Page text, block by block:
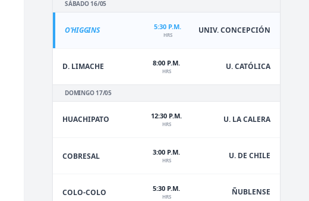
SÁBADO 16/05
O'HIGGINS 5:30 P.M.
HRS UNIV. CONCEPCIÓN
D. LIMACHE 8:00 P.M.
HRS U. CATÓLICA
DOMINGO 17/05
HUACHIPATO 12:30 P.M.
HRS U. LA CALERA
COBRESAL 3:00 P.M.
HRS U. DE CHILE
COLO-COLO 5:30 P.M.
HRS ÑUBLENSE